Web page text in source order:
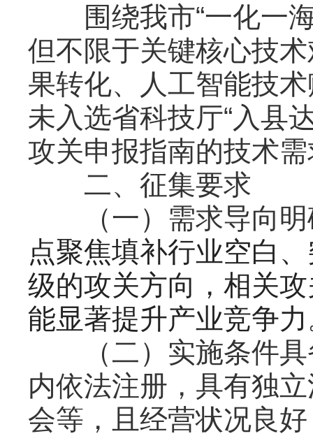
围绕我市“一化一海
但不限于关键核心技
果转化、人工智能技
未入选省科技厅“入县
攻关申报指南的技术
二、征集要求
（一）需求导向明
点聚焦填补行业空白
级的攻关方向，相关
能显著提升产业竞争
（二）实施条件具
内依法注册，具有独
会等，且经营状况良